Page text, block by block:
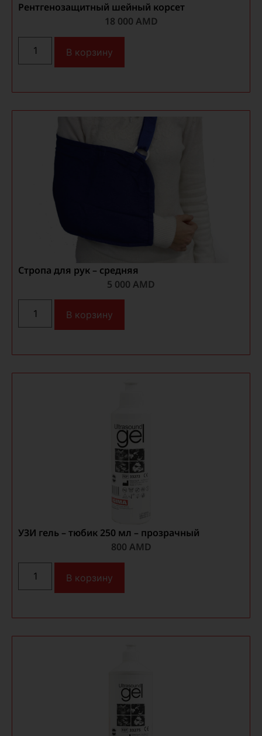
Рентгенозащитный шейный корсет
18 000 AMD
В корзину
Стропа для рук – средняя
5 000 AMD
В корзину
УЗИ гель – тюбик 250 мл – прозрачный
800 AMD
В корзину